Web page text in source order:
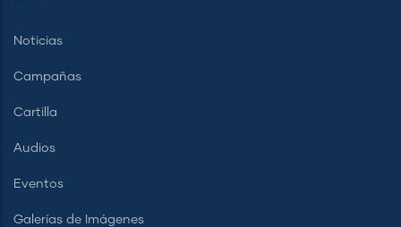
Noticias
Campañas
Cartilla
Audios
Eventos
Galerías de Imágenes